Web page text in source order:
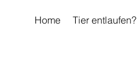
Home Tier entlaufen?